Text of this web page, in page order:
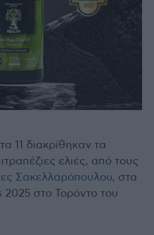
11 διακρίθηκαν τα
ελιές, από τους
Σακελλαρόπουλου, στα
2025 στο Τορόντο του